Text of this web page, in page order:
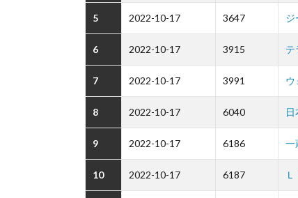
5 2022-10-17 3647 ジ
6 2022-10-17 3915 テ
7 2022-10-17 3991 ウ
8 2022-10-17 6040
9 2022-10-17 6186 一
10 2022-10-17 6187